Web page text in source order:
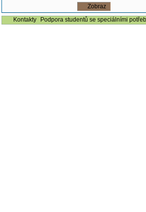
Kontakty
Podpora studentů se speciálními